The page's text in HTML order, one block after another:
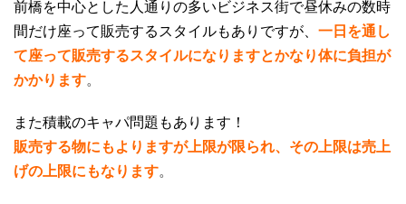
前橋を中心とした人通りの多いビジネス街で昼休みの数時
間だけ座って販売するスタイルもありですが、 一日を通し
て座って販売するスタイルになりますとかなり体に負担が
かかります。
また積載のキャパ問題もあります！
販売する物にもよりますが上限が限られ、その上限は売上
げの上限にもなります。